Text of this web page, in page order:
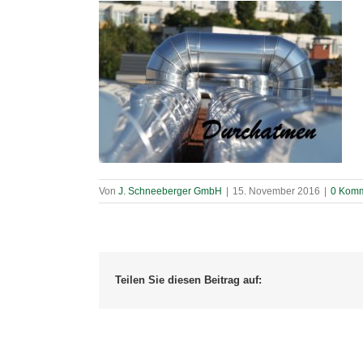
Von J. Schneeberger GmbH | 15. November 2016 | 0
Teilen Sie diesen Beitrag auf: